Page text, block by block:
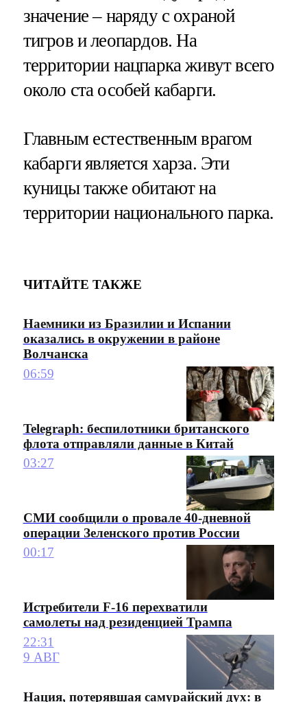
значение – наряду с охраной
тигров и леопардов. На
территории нацпарка живут всего
около ста особей кабарги.
Главным естественным врагом
кабарги является харза. Эти
куницы также обитают на
территории национального парка.
ЧИТАЙТЕ ТАКЖЕ
Наемники из Бразилии и Испании
оказались в окружении в районе
Волчанска
06:59
Telegraph: беспилотники британского
флота отправляли данные в Китай
03:27
СМИ сообщили о провале 40-дневной
операции Зеленского против России
00:17
Истребители F-16 перехватили
самолеты над резиденцией Трампа
22:31
9 АВГ
Нация, потерявшая самурайский дух: в